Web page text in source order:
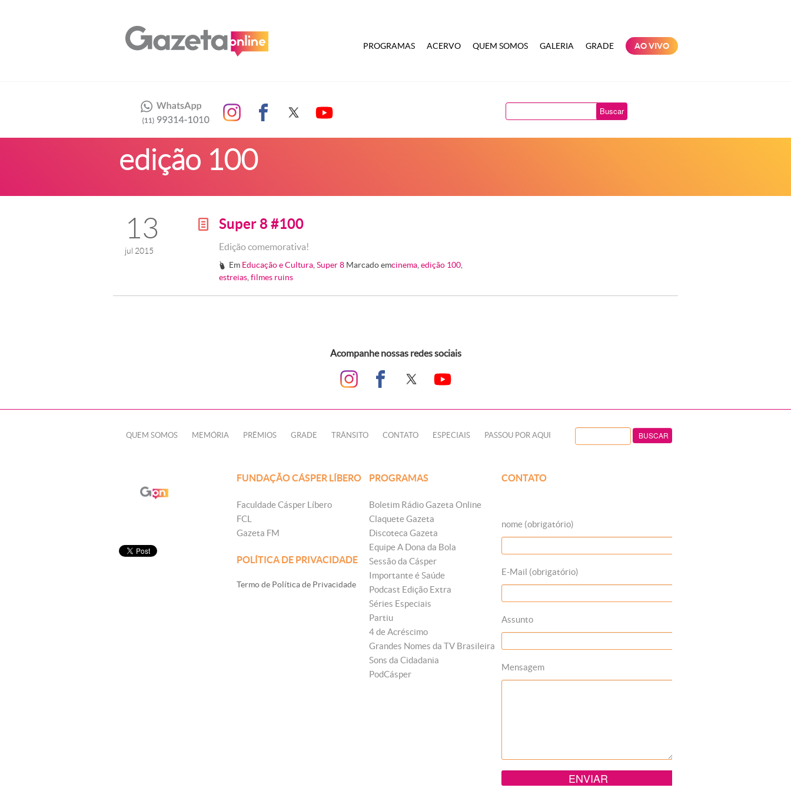
PROGRAMAS ACERVO QUEM SOMOS GALERIA GRADE AO VIVO
Buscar
edição 100
13
jul 2015
g Super 8 #100
Edição comemorativa!
# Em Educação e Cultura ,Super 8 Marcado emcinema ,edição 100
estreias filmes ruins
Acompanhe nossas redes sociais
QUEM SOMOS MEMÓRIA PRÊMIOS GRADE TRÂNSITO CONTATO ESPECIAIS PASSOU POR AQUI
FUNDAÇÃO CÁSPER LÍBERO
Faculdade Cásper Líbero
FCL
Gazeta FM
POLÍTICA DE PRIVACIDADE
Termo de Política de Privacidade
PROGRAMAS
Boletim Rádio Gazeta Online
Claquete Gazeta
Discoteca Gazeta
Equipe A Dona da Bola
Sessão da Cásper
Importante é Saúde
Podcast Edição Extra
Séries Especiais
Partiu
4 de Acréscimo
Grandes Nomes da TV Brasileira
Sons da Cidadania
PodCásper
CONTATO
nome (obrigatório)
E-Mail (obrigatório)
Assunto
Mensagem